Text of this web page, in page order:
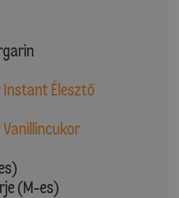
Instant Élesztő
Vanillincukor
(M-es)